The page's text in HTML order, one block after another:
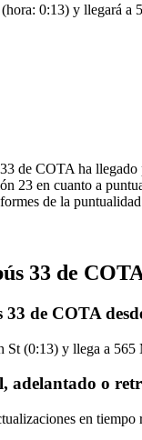
0:13) y llegará a
de COTA ha
23 en cuanto a
de la
33 de
de COTA
(0:13) y llega a
adelantado o
en